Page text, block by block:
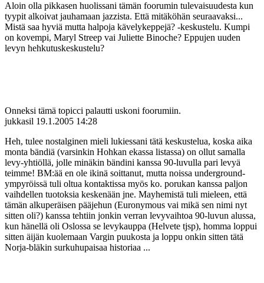
Aloin olla pikkasen huolissani tämän foorumin tulevaisuudesta kun
tyypit alkoivat jauhamaan jazzista. Että mitäköhän seuraavaksi...
Mistä saa hyviä mutta halpoja kävelykeppejä? ‑keskustelu. Kumpi
on kovempi, Maryl Streep vai Juliette Binoche? Eppujen uuden
levyn hehkutuskeskustelu?
Onneksi tämä topicci palautti uskoni foorumiin.
jukkasil 19.1.2005 14:28
Heh, tulee nostalginen mieli lukiessani tätä keskustelua, koska aika
monta bändiä (varsinkin Hohkan ekassa listassa) on ollut samalla
levy-yhtiöllä, jolle minäkin bändini kanssa 90-luvulla pari levyä
teimme! BM:ää en ole ikinä soittanut, mutta noissa underground-
ympyröissä tuli oltua kontaktissa myös ko. porukan kanssa paljon
vaihdellen tuotoksia keskenään jne. Mayhemistä tuli mieleen, että
tämän alkuperäisen pääjehun (Euronymous vai mikä sen nimi nyt
sitten oli?) kanssa tehtiin jonkin verran levyvaihtoa 90-luvun alussa,
kun hänellä oli Oslossa se levykauppa (Helvete tjsp), homma loppui
sitten äijän kuolemaan Vargin puukosta ja loppu onkin sitten tätä
Norja-bläkin surkuhupaisaa historiaa ...